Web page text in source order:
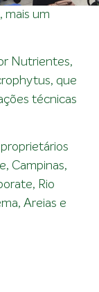
mais um
Nutrientes,
que
técnicas
Campinas,
Rio
Areias e